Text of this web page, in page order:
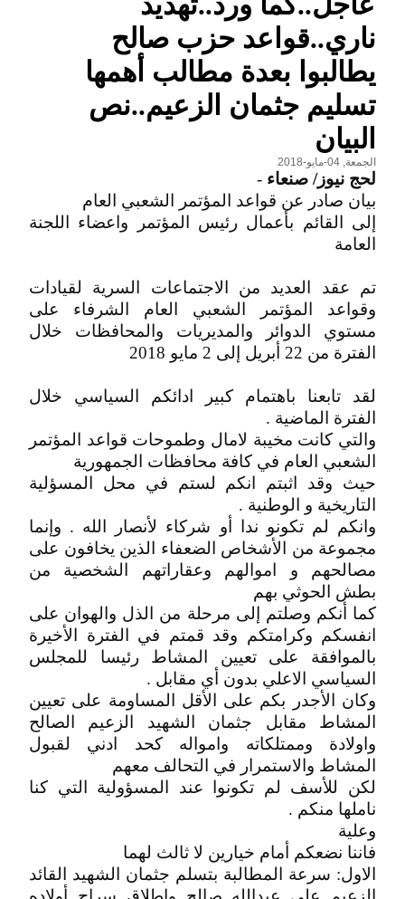
ناري..قواعد حزب صالح
يطالبوا بعدة مطالب أهمها
تسليم جثمان الزعيم..نص
البيان
الجمعة, 04-مايو-2018
لحج نيوز/ صنعاء -
بيان صادر عن قواعد المؤتمر الشعبي العام
إلى القائم بأعمال رئيس المؤتمر واعضاء اللجنة
العامة
تم عقد العديد من الاجتماعات السرية لقيادات
وقواعد المؤتمر الشعبي العام الشرفاء على
مستوي الدوائر والمديريات والمحافظات خلال
الفترة من 22 أبريل إلى 2 مايو 2018
لقد تابعنا باهتمام كبير ادائكم السياسي خلال
الفترة الماضية .
والتي كانت مخيبة لامال وطموحات قواعد المؤتمر
الشعبي العام في كافة محافظات الجمهورية
حيث وقد اثبتم انكم لستم في محل المسؤلية
التاريخية و الوطنية .
وانكم لم تكونو ندا أو شركاء لأنصار الله . وإنما
مجموعة من الأشخاص الضعفاء الذين يخافون على
مصالحهم و اموالهم وعقاراتهم الشخصية من
بطش الحوثي بهم
كما أنكم وصلتم إلى مرحلة من الذل والهوان على
انفسكم وكرامتكم وقد قمتم في الفترة الأخيرة
بالموافقة على تعيين المشاط رئيسا للمجلس
السياسي الاعلي بدون أي مقابل .
وكان الأجدر بكم على الأقل المساومة على تعيين
المشاط مقابل جثمان الشهيد الزعيم الصالح
واولادة وممتلكاته وامواله كحد ادني لقبول
المشاط والاستمرار في التحالف معهم
لكن للأسف لم تكونوا عند المسؤولية التي كنا
ناملها منكم .
وعلية
فاننا نضعكم أمام خيارين لا ثالث لهما
الاول: سرعة المطالبة بتسلم جثمان الشهيد القائد